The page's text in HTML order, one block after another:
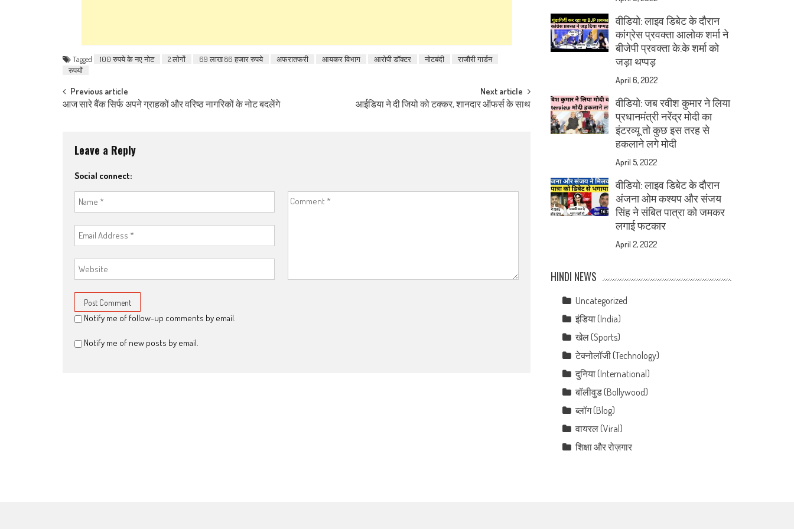
Tagged 100 रुपये के नए नोट 2 लोगों 69 लाख 86 हजार रुपये अफरातफरी आयकर विभाग आरोपी डॉक्टर नोटबंदी
राजौरी गार्डन
रुपयों
Post navigation
Previous article
आज सारे बैंक सिर्फ अपने ग्राहकों और वरिष्ठ नागरिकों के नोट बदलेंगे
Next article
आईडिया ने दी जियो को टक्कर, शानदार ऑफर्स के साथ
Leave a Reply
Social connect:
Notify me of follow-up comments by email.
Notify me of new posts by email.
वीडियो: लाइव डिबेट के दौरान
कांग्रेस प्रवक्ता आलोक शर्मा ने
बीजेपी प्रवक्ता के.के शर्मा को
जड़ा थप्पड़
April 6, 2022
वीडियो: जब रवीश कुमार ने लिया
प्रधानमंत्री नरेंद्र मोदी का
इंटरव्यू तो कुछ इस तरह से
हकलाने लगे मोदी
April 5, 2022
वीडियो: लाइव डिबेट के दौरान
अंजना ओम कश्यप और संजय
सिंह ने संबित पात्रा को जमकर
लगाई फटकार
April 2, 2022
HINDI NEWS
Uncategorized
इंडिया (India)
खेल (Sports)
टेक्नोलॉजी (Technology)
दुनिया (International)
बॉलीवुड (Bollywood)
ब्लॉग (Blog)
वायरल (Viral)
शिक्षा और रोज़गार